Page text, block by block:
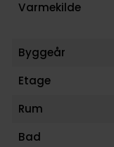
Varmekilde
Byggeår
Etage
Rum
Bad